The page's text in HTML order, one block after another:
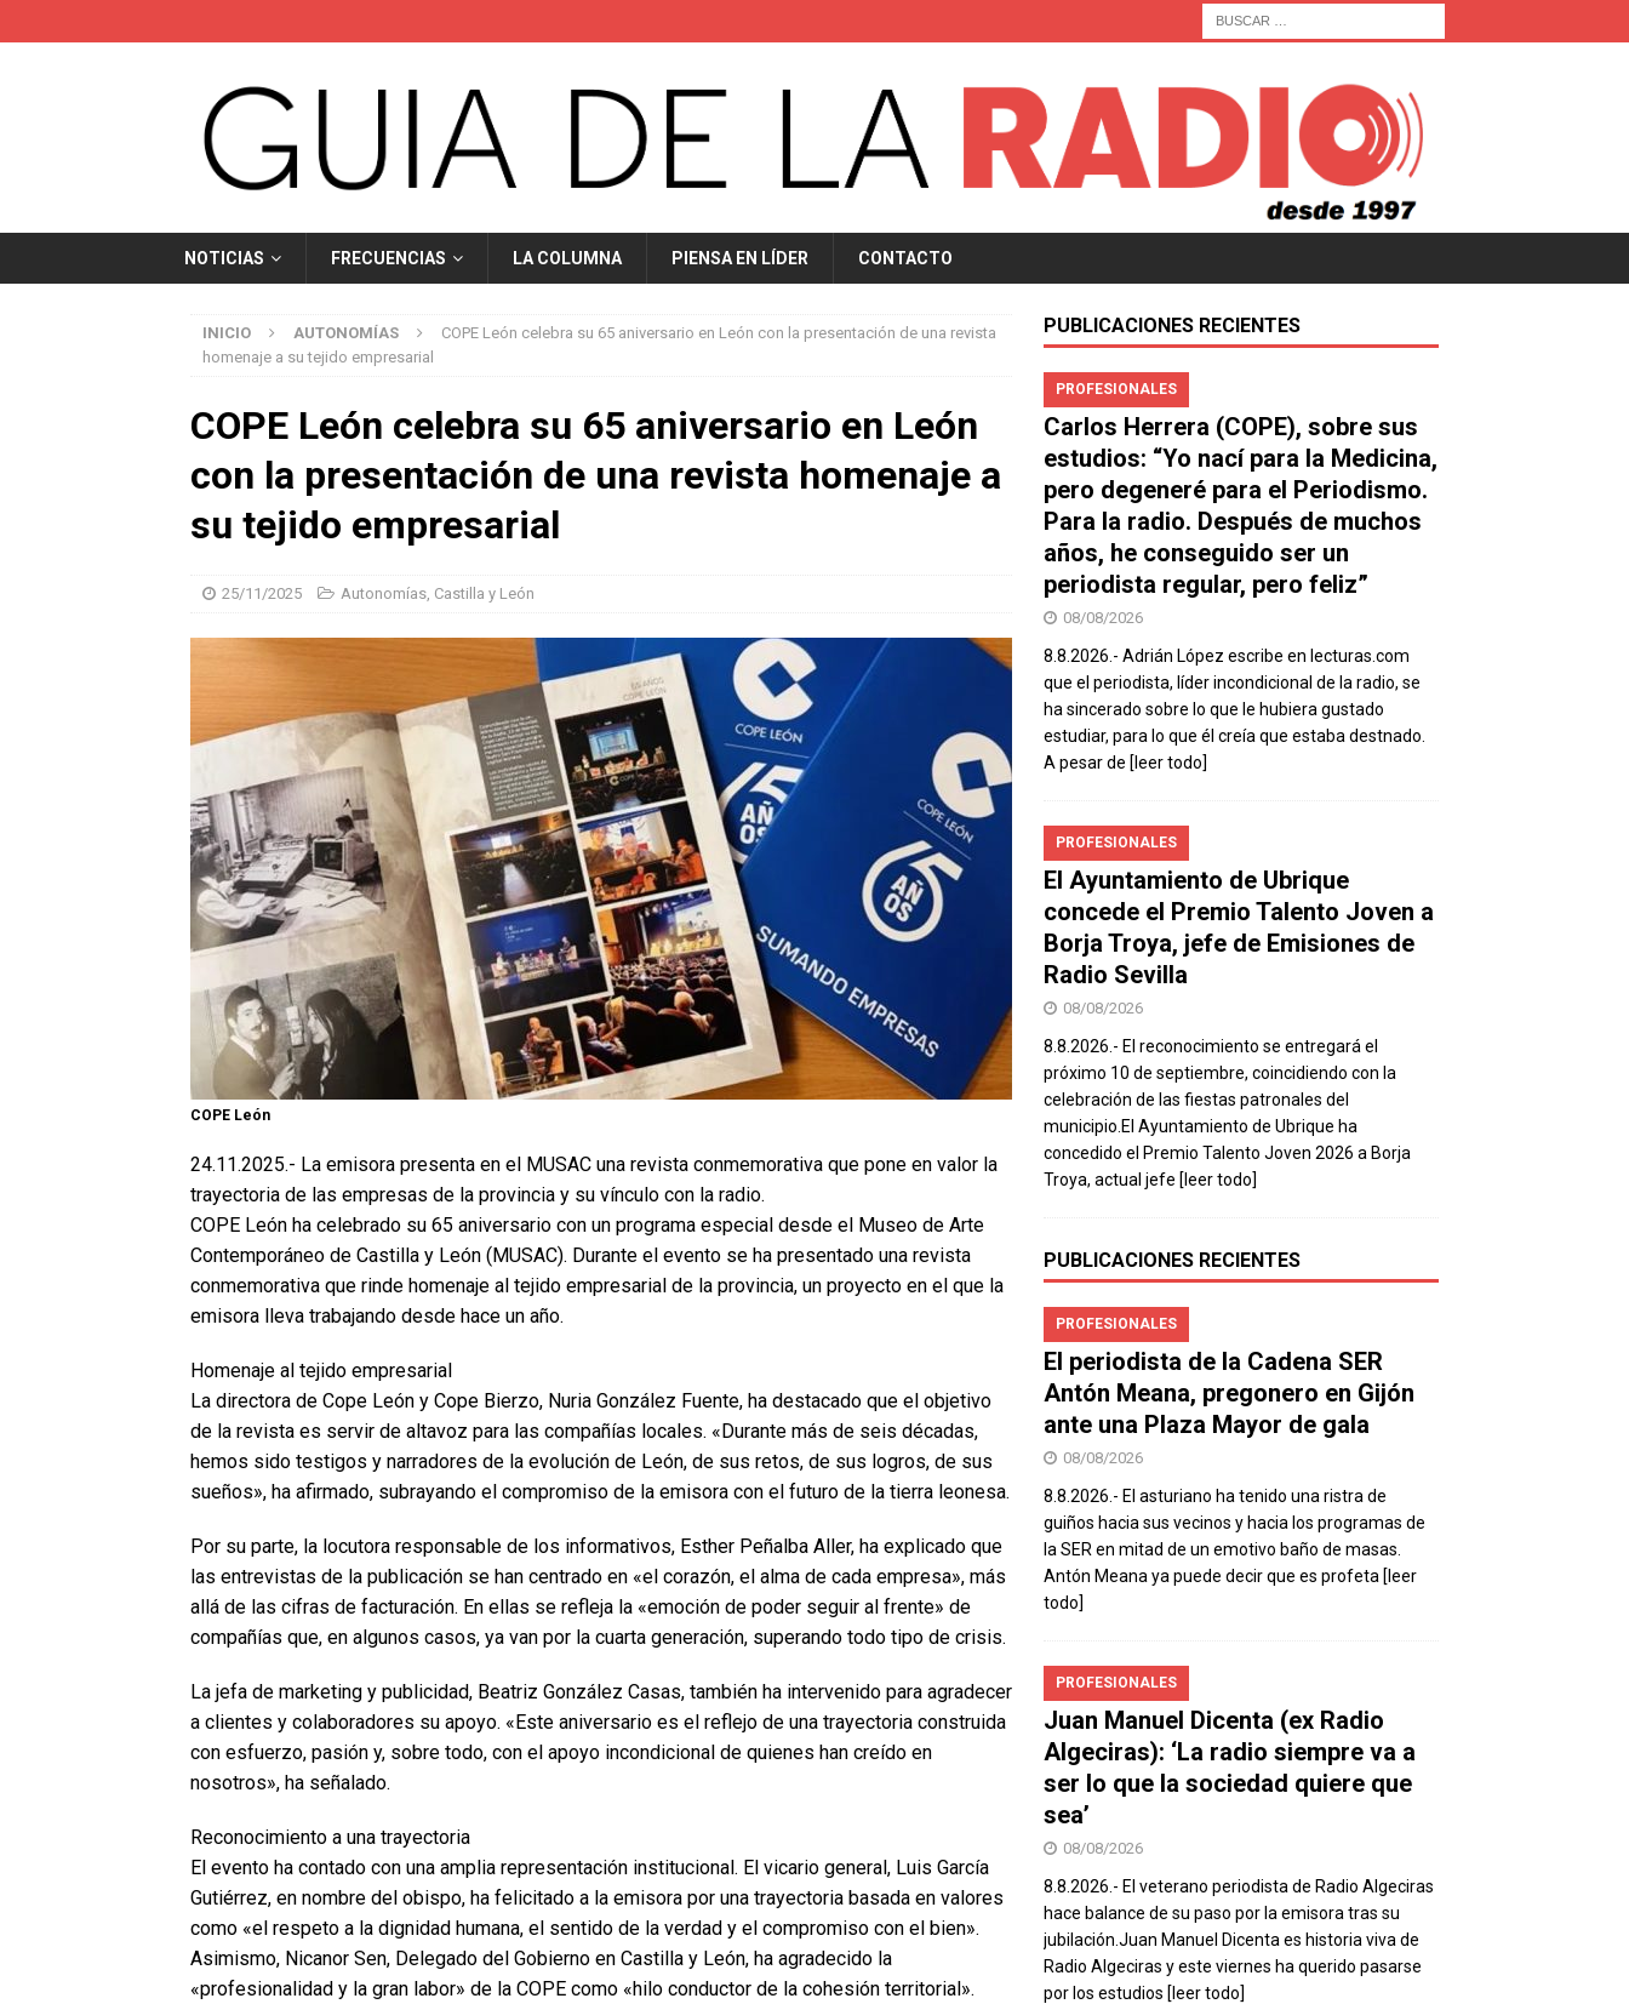
NOTICIAS FRECUENCIAS LA COLUMNA PIENSA EN LÍDER CONTACTO
INICIO AUTONOMÍAS
COPE León celebra su 65 aniversario en León con la presentación de una revista
homenaje a su tejido empresarial
COPE León celebra su 65 aniversario en León
con la presentación de una revista homenaje a
su tejido empresarial
25/11/2025 Autonomías Castilla y León
COPE León
24.11.2025.- La emisora presenta en el MUSAC una revista conmemorativa que pone en valor la
trayectoria de las empresas de la provincia y su vínculo con la radio.
COPE León ha celebrado su 65 aniversario con un programa especial desde el Museo de Arte
Contemporáneo de Castilla y León (MUSAC). Durante el evento se ha presentado una revista
conmemorativa que rinde homenaje al tejido empresarial de la provincia, un proyecto en el que la
emisora lleva trabajando desde hace un año.
Homenaje al tejido empresarial
La directora de Cope León y Cope Bierzo, Nuria González Fuente, ha destacado que el objetivo
de la revista es servir de altavoz para las compañías locales. «Durante más de seis décadas,
hemos sido testigos y narradores de la evolución de León, de sus retos, de sus logros, de sus
sueños», ha afirmado, subrayando el compromiso de la emisora con el futuro de la tierra leonesa.
Por su parte, la locutora responsable de los informativos, Esther Peñalba Aller, ha explicado que
las entrevistas de la publicación se han centrado en «el corazón, el alma de cada empresa», más
allá de las cifras de facturación. En ellas se refleja la «emoción de poder seguir al frente» de
compañías que, en algunos casos, ya van por la cuarta generación, superando todo tipo de crisis.
La jefa de marketing y publicidad, Beatriz González Casas, también ha intervenido para agradecer
a clientes y colaboradores su apoyo. «Este aniversario es el reflejo de una trayectoria construida
con esfuerzo, pasión y, sobre todo, con el apoyo incondicional de quienes han creído en
nosotros», ha señalado.
Reconocimiento a una trayectoria
El evento ha contado con una amplia representación institucional. El vicario general, Luis García
Gutiérrez, en nombre del obispo, ha felicitado a la emisora por una trayectoria basada en valores
como «el respeto a la dignidad humana, el sentido de la verdad y el compromiso con el bien».
Asimismo, Nicanor Sen, Delegado del Gobierno en Castilla y León, ha agradecido la
«profesionalidad y la gran labor» de la COPE como «hilo conductor de la cohesión territorial».
PUBLICACIONES RECIENTES
PROFESIONALES
Carlos Herrera (COPE), sobre sus
estudios: “Yo nací para la Medicina,
pero degeneré para el Periodismo.
Para la radio. Después de muchos
años, he conseguido ser un
periodista regular, pero feliz”
08/08/2026
8.8.2026.- Adrián López escribe en lecturas.com
que el periodista, líder incondicional de la radio, se
ha sincerado sobre lo que le hubiera gustado
estudiar, para lo que él creía que estaba destnado.
A pesar de [leer todo]
PROFESIONALES
El Ayuntamiento de Ubrique
concede el Premio Talento Joven a
Borja Troya, jefe de Emisiones de
Radio Sevilla
08/08/2026
8.8.2026.- El reconocimiento se entregará el
próximo 10 de septiembre, coincidiendo con la
celebración de las fiestas patronales del
municipio.El Ayuntamiento de Ubrique ha
concedido el Premio Talento Joven 2026 a Borja
Troya, actual jefe [leer todo]
PUBLICACIONES RECIENTES
PROFESIONALES
El periodista de la Cadena SER
Antón Meana, pregonero en Gijón
ante una Plaza Mayor de gala
08/08/2026
8.8.2026.- El asturiano ha tenido una ristra de
guiños hacia sus vecinos y hacia los programas de
la SER en mitad de un emotivo baño de masas.
Antón Meana ya puede decir que es profeta [leer
todo]
PROFESIONALES
Juan Manuel Dicenta (ex Radio
Algeciras): ‘La radio siempre va a
ser lo que la sociedad quiere que
sea’
08/08/2026
8.8.2026.- El veterano periodista de Radio Algeciras
hace balance de su paso por la emisora tras su
jubilación.Juan Manuel Dicenta es historia viva de
Radio Algeciras y este viernes ha querido pasarse
por los estudios [leer todo]